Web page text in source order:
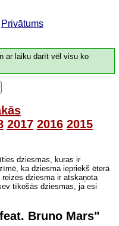
Privātums
ar laiku darīt vēl visu ko
2017 2016 2015
dziesmas, kuras ir
ka dziesma iepriekš ēterā
dziesma ir atskaņota
tīkošās dziesmas, ja esi
Bruno Mars"